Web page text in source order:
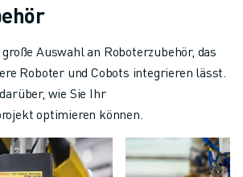
Auswahl an Roboterzubehör, das
Roboter und Cobots integrieren lässt.
wie Sie Ihr
optimieren können.